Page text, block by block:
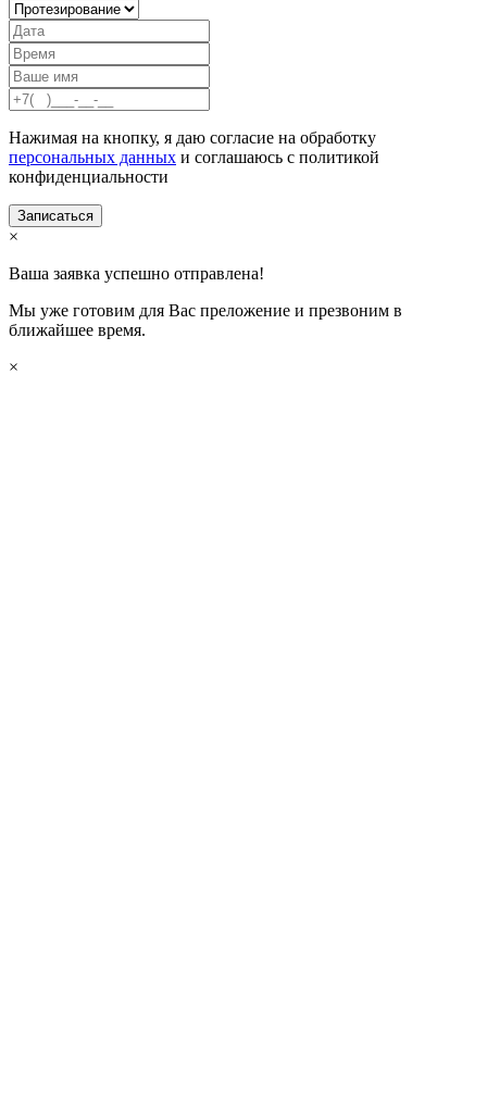
Нажимая на кнопку, я даю согласие на обработку
персональных данных и соглашаюсь с политикой
конфиденциальности
×
Ваша заявка успешно отправлена!
Мы уже готовим для Вас преложение и презвоним в
ближайшее время.
×